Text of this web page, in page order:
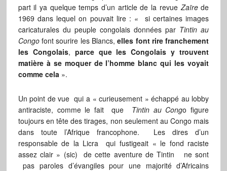
part il ya quelque temps d’un article de la revueZaïrede
1969 dans lequel on pouvait lire : « si certaines images
caricaturales du peuple congolais données par Tintin au
Congofont sourire les Blancs,elles font rire franchement
les Congolais, parce que les Congolais y trouvent
matière à se moquer de l’homme blanc qui les voyait
comme cela».
Un point de vue qui a « curieusement » échappé au lobby
antiraciste, comme le fait que
Tintin au Congo figure
toujours en tête des tirages, non seulement au Congo mais
dans toute l’Afrique francophone. Les dires d’un
responsable de la Licra qui fustigeait « le fond raciste
assez clair » (sic) de cette aventure de Tintin ne sont
pas paroles d’évangiles pour une majorité d’Africains